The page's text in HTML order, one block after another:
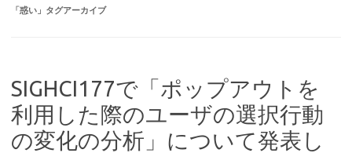
「惑い 」タグアーカイブ
SIGHCI177で「ポップアウトを
利用した際のユーザの選択行動
の変化の分析」について発表し